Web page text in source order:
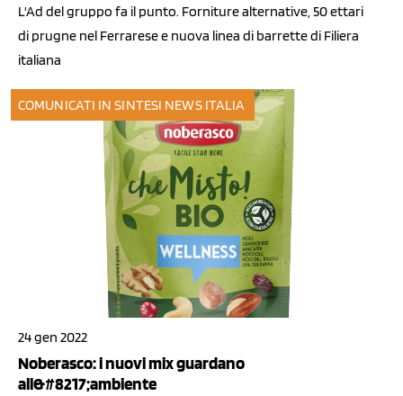
L'Ad del gruppo fa il punto. Forniture alternative, 50 ettari
di prugne nel Ferrarese e nuova linea di barrette di Filiera
italiana
COMUNICATI IN SINTESI NEWS ITALIA
24 gen 2022
Noberasco: i nuovi mix guardano
all&#8217;ambiente